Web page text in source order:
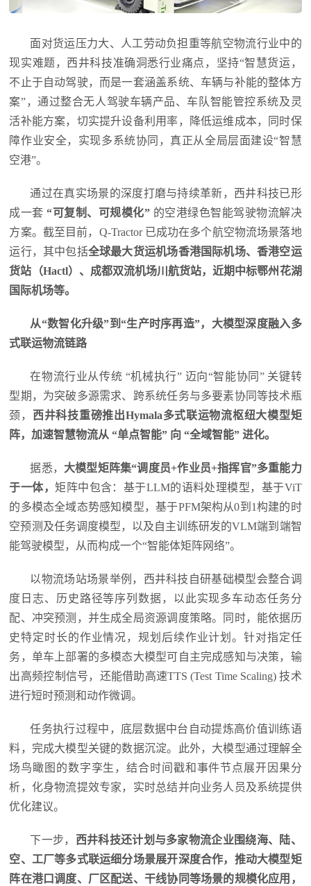
面对货运压力大、人工劳动负担重等航空物流行业中的
现实难题，西井科技准确洞悉行业痛点，坚持“智慧货运，
不止于自动驾驶，而是一套涵盖系统、车辆与补能的整体方
案”，通过整合无人驾驶车辆产品、车队智能管控系统及灵
活补能方案，切实提升设备利用率，降低运维成本，同时保
障作业安全，实现多系统协同，真正从全局层面建设“智慧
空港”。
通过在真实场景的深度打磨与持续革新，西井科技已形
成一套 “可复制、可规模化” 的空港绿色智能驾驶物流解决
方案。截至目前，Q-Tractor 已成功在多个航空物流场景落地
运行，其中包括全球最大货运机场香港国际机场、香港空运
货站（Hactl）、成都双流机场川航货站，近期中标鄂州花湖
国际机场等。
从“数智化升级”到“生产时序再造”，大模型深度融入多
式联运物流链路
在物流行业从传统 “机械执行” 迈向“智能协同” 关键转
型期，为突破多源需求、跨系统任务与多要素协同等技术瓶
颈， 西井科技重磅推出Hymala多式联运物流枢纽大模型矩
阵，加速智慧物流从 “单点智能” 向 “全域智能” 进化。
据悉， 大模型矩阵集“调度员+作业员+指挥官”多重能力
于一体，矩阵中包含：基于LLM的语料处理模型，基于ViT
的多模态全域态势感知模型，基于PFM架构从0到1构建的时
空预测及任务调度模型，以及自主训练研发的VLM端到端智
能驾驶模型，从而构成一个“智能体矩阵网络”。
以物流场站场景举例，西井科技自研基础模型会整合调
度日志、历史路径等序列数据，以此实现多车动态任务分
配、冲突预测，并生成全局资源调度策略。同时，能依据历
史特定时长的作业情况，规划后续作业计划。针对指定任
务，单车上部署的多模态大模型可自主完成感知与决策，输
出高频控制信号，还能借助高速TTS (Test Time Scaling) 技术
进行短时预测和动作微调。
任务执行过程中，底层数据中台自动提炼高价值训练语
料，完成大模型关键的数据沉淀。此外，大模型通过理解全
场鸟瞰图的数字孪生，结合时间戳和事件节点展开因果分
析，化身物流提效专家，实时总结并向业务人员及系统提供
优化建议。
下一步， 西井科技还计划与多家物流企业围绕海、陆、
空、工厂等多式联运细分场景展开深度合作，推动大模型矩
阵在港口调度、厂区配送、干线协同等场景的规模化应用，